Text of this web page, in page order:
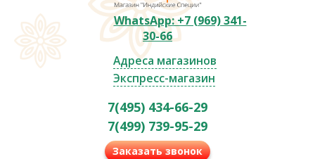
WhatsApp: +7 (969) 341-
30-66
Адреса магазинов
Экспресс-магазин
7(495) 434-66-29
7(499) 739-95-29
Заказать звонок